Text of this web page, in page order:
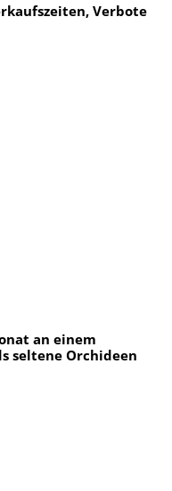
Verbote
an einem
seltene Orchideen